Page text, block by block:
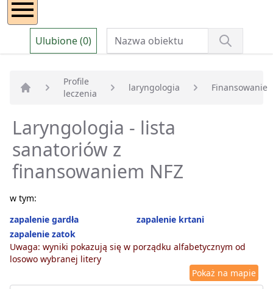
Ulubione (0)
Strona główna
Profile
leczenia
laryngologia Finansowanie
Laryngologia - lista
sanatoriów z
finansowaniem NFZ
w tym:
zapalenie gardła
zapalenie krtani
zapalenie zatok
Uwaga: wyniki pokazują się w porządku alfabetycznym od
losowo wybranej litery
Pokaż na mapie